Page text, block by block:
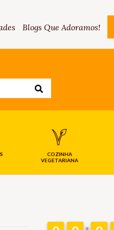
Blogs Que Adoramos!
COZINHA
VEGETARIANA